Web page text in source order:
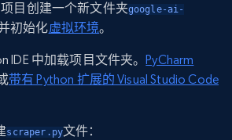
目创建一个新文件夹google-ai-
初始化虚拟环境。
IDE 中加载项目文件夹。 PyCharm
带有 Python 扩展的 Visual Studio Code
scraper.py文件：